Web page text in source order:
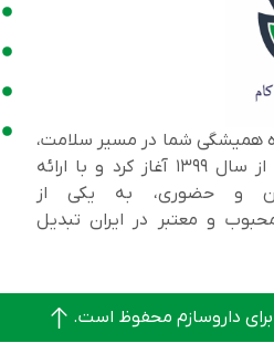
همیشگی شما در مسیر سلامت،
فعالیت خود را از سال ۱۳۹۹ آغاز کرد و با ارائه
و حضوری، به یکی از
و معتبر در ایران تبدیل
داروسازم محفوظ است.